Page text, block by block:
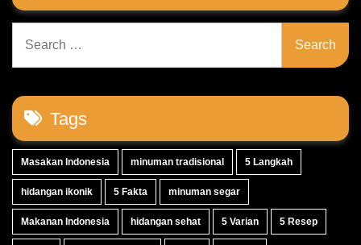
for:
Tags
Masakan Indonesia minuman tradisional 5 Langkah
hidangan ikonik 5 Fakta minuman segar
Makanan Indonesia hidangan sehat 5 Varian 5 Resep